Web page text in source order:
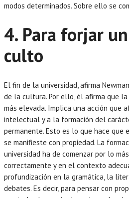
modos determinados. Sobre ello se
4. Para forjar
culto
El fin de la universidad, afirma
de la cultura. Por ello, él afirma que
más elevada. Implica una acción que
intelectual y a la formación del
permanente. Esto es lo que hace que
se manifieste con propiedad. La
universidad ha de comenzar por lo
correctamente y en el contexto
profundización en la gramática, la
debates. Es decir, para pensar con